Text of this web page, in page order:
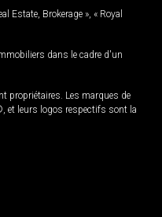
Estate, Brokerage », « Royal
dans le cadre d'un
propriétaires. Les marques de
et leurs logos respectifs sont la